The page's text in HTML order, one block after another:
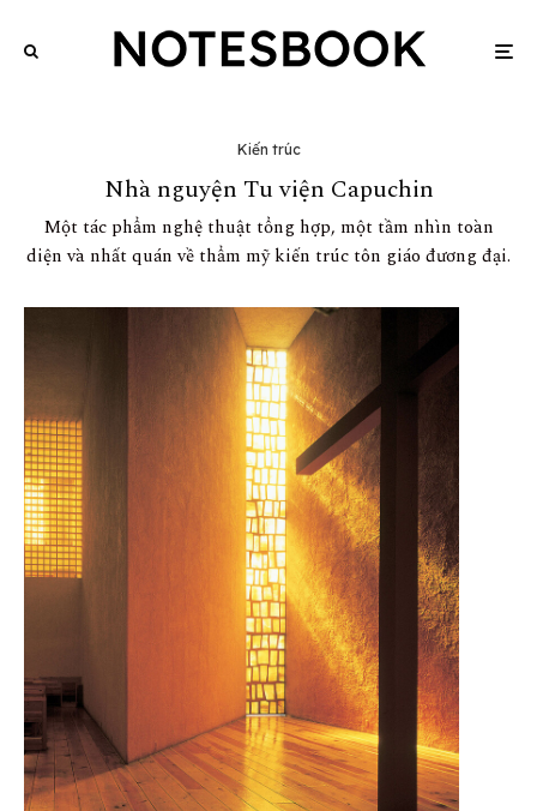
Kiến trúc
Nhà nguyện Tu viện Capuchin
Một tác phẩm nghệ thuật tổng hợp, một tầm nhìn toàn
diện và nhất quán về thẩm mỹ kiến trúc tôn giáo đương đại.